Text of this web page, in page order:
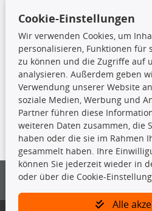
Stoßdämpfer
TecDoc Inside
Die hier angezeigten Daten insbesondere
nicht kopiert werden.
Es ist zu unterlassen, die Daten oder die
vorherige Zustimmung von TecDoc zu
und/oder diese Handlungen durch Dritte
Bitte prüfen Sie, ob das über unseren
Cookie-Einstellungen
Wir verwenden Cookies, um
personalisieren, Funktionen für
zu können und die Zugriffe auf
analysieren. Außerdem geben
Verwendung unserer Website
soziale Medien, Werbung und
Partner führen diese
weiteren Daten zusammen, die
haben oder die sie im Rahmen
gesammelt haben. Ihre
können Sie jederzeit wieder in
oder über die Cookie-
Alle